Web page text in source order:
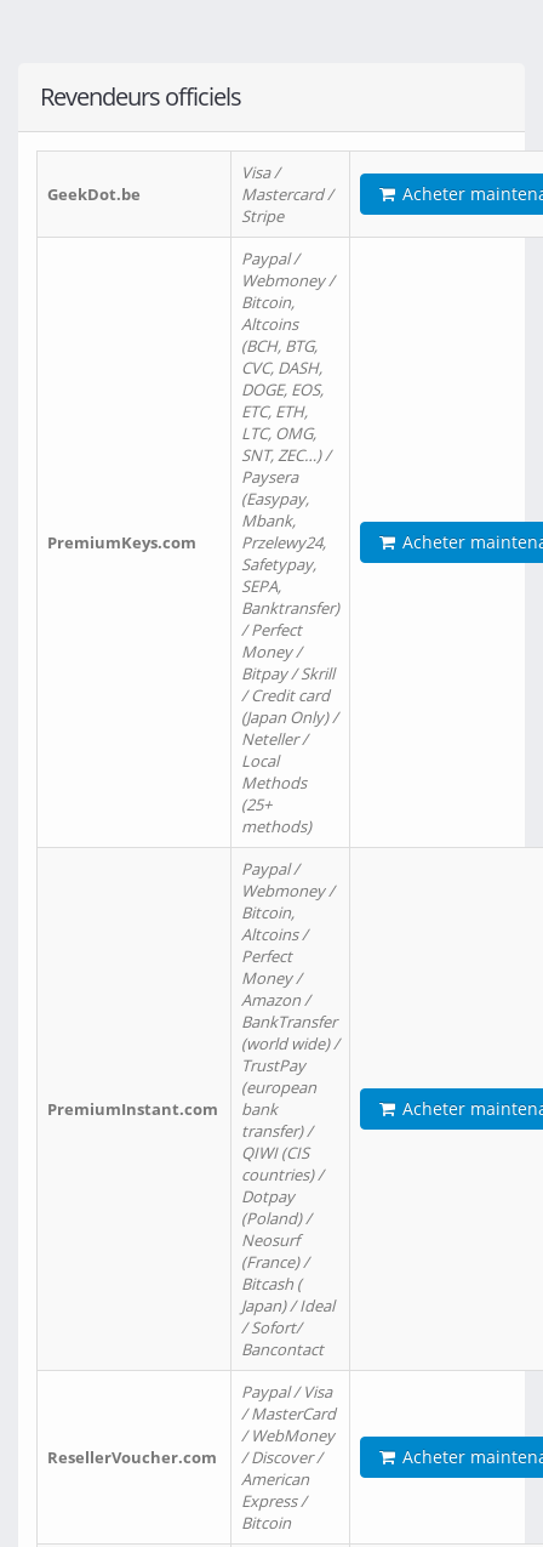
Revendeurs officiels
GeekDot.be
Visa /
Mastercard /
Stripe
Acheter
PremiumKeys.com
Paypal /
Webmoney /
Bitcoin,
Altcoins
(BCH, BTG,
CVC, DASH,
DOGE, EOS,
ETC, ETH,
LTC, OMG,
SNT, ZEC…) /
Paysera
(Easypay,
Mbank,
Przelewy24,
Safetypay,
SEPA,
Banktransfer)
/ Perfect
Money /
Bitpay / Skrill
/ Credit card
(Japan Only) /
Neteller /
Local
Methods
(25+
methods)
Acheter
PremiumInstant.com
Paypal /
Webmoney /
Bitcoin,
Altcoins /
Perfect
Money /
Amazon /
BankTransfer
(world wide) /
TrustPay
(european
bank
transfer) /
QIWI (CIS
countries) /
Dotpay
(Poland) /
Neosurf
(France) /
Bitcash (
Japan) / Ideal
/ Sofort/
Bancontact
Acheter
ResellerVoucher.com
Paypal / Visa
/ MasterCard
/ WebMoney
/ Discover /
American
Express /
Bitcoin
Acheter